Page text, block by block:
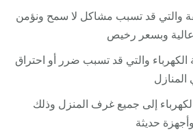
والتي قد تسبب مشاكل لا سمح ونؤمن
وبسعر رخيص
والتي قد تسبب ضرر أو احتراق
المنازل
إلى جميع غرف المنزل وذلك
حديثة